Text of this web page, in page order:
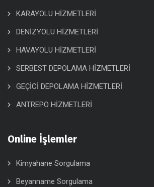
KARAYOLU HİZMETLERİ
DENİZYOLU HİZMETLERİ
HAVAYOLU HİZMETLERİ
SERBEST DEPOLAMA HİZMETLERİ
GEÇİCİ DEPOLAMA HİZMETLERİ
ANTREPO HİZMETLERİ
Online İşlemler
Kimyahane Sorgulama
Beyanname Sorgulama